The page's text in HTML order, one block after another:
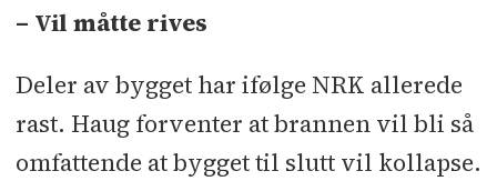
– Vil måtte rives
Deler av bygget har ifølge NRK allerede
rast. Haug forventer at brannen vil bli så
omfattende at bygget til slutt vil kollapse.